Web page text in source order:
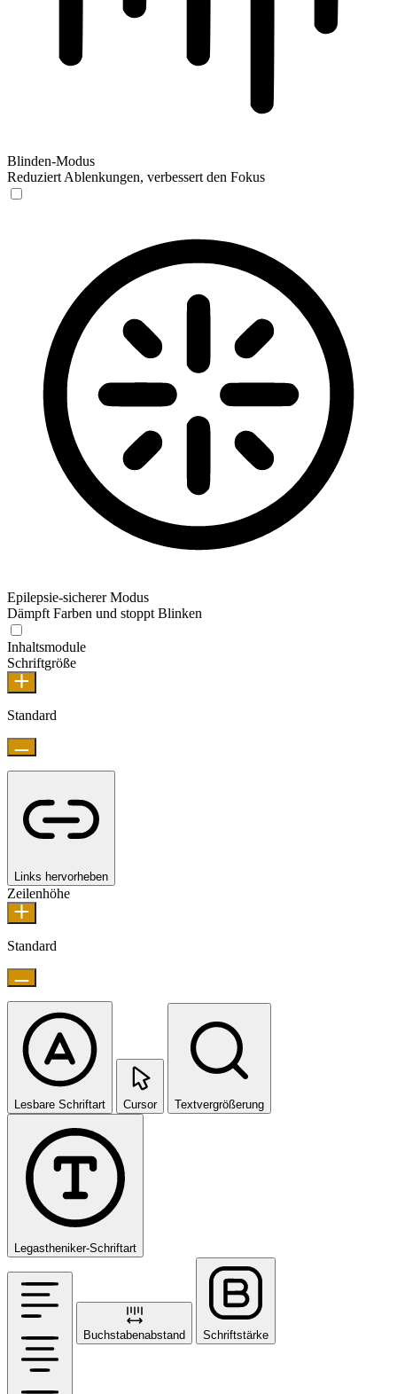
Blinden-Modus
Reduziert Ablenkungen, verbessert den Fokus
Epilepsie-sicherer Modus
Dämpft Farben und stoppt Blinken
Inhaltsmodule
Schriftgröße
Standard
Links hervorheben
Zeilenhöhe
Standard
Lesbare Schriftart Cursor Textvergrößerung
Legastheniker-Schriftart
Buchstabenabstand Schriftstärke